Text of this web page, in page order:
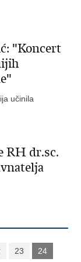
"Koncert
učinila
RH dr.sc.
23
24